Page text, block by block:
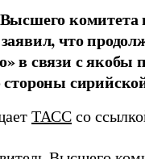
что
в связи с
ТАСС со